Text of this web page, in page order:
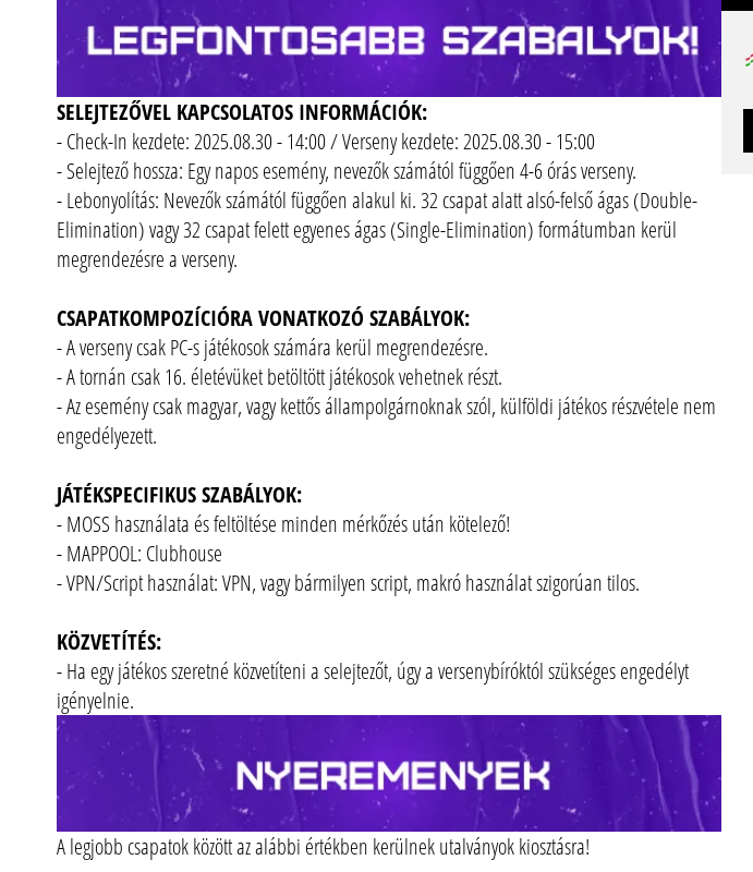
SELEJTEZŐVEL KAPCSOLATOS INFORMÁCIÓK:
- Check-In kezdete: 2025.08.30 - 14:00 / Verseny kezdete: 2025.08.30 - 15:00
- Selejtező hossza: Egy napos esemény, nevezők számától függően 4-6 órás verseny.
- Lebonyolítás: Nevezők számától függően alakul ki. 32 csapat alatt alsó-felső ágas (Double-
Elimination) vagy 32 csapat felett egyenes ágas (Single-Elimination) formátumban kerül
megrendezésre a verseny.
CSAPATKOMPOZÍCIÓRA VONATKOZÓ SZABÁLYOK:
- A verseny csak PC-s játékosok számára kerül megrendezésre.
- A tornán csak 16. életévüket betöltött játékosok vehetnek részt.
- Az esemény csak magyar, vagy kettős állampolgárnoknak szól, külföldi játékos részvétele nem
engedélyezett.
JÁTÉKSPECIFIKUS SZABÁLYOK:
- MOSS használata és feltöltése minden mérkőzés után kötelező!
- MAPPOOL: Clubhouse
- VPN/Script használat: VPN, vagy bármilyen script, makró használat szigorúan tilos.
KÖZVETÍTÉS:
- Ha egy játékos szeretné közvetíteni a selejtezőt, úgy a versenybíróktól szükséges engedélyt
igényelnie.
A legjobb csapatok között az alábbi értékben kerülnek utalványok kiosztásra!